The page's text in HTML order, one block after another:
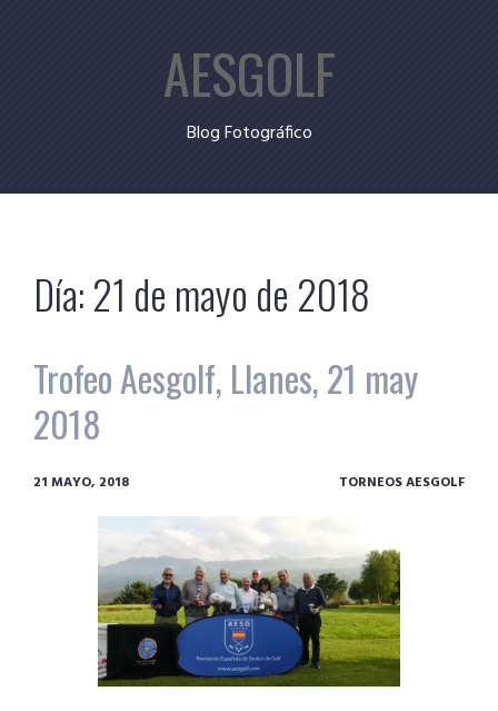
AESGOLF
Blog Fotográfico
Día:21 de mayo de 2018
Trofeo Aesgolf, Llanes, 21 may
2018
21 MAYO, 2018 TORNEOS AESGOLF